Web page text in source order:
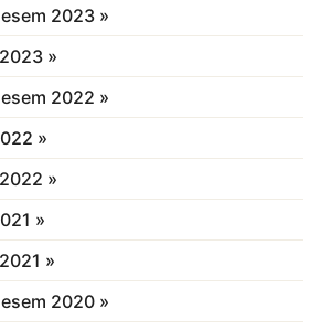
2023 »
»
2022 »
»
»
»
»
2020 »